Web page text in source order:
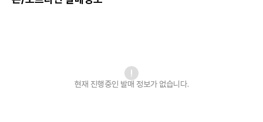
현재 진행중인 발매 정보가 없습니다.